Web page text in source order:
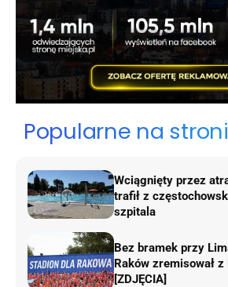
Popularne na
Wciągnięty przez
trafił z
szpitala
Bez bramek przy
Raków zremisował
[ZDJĘCIA]